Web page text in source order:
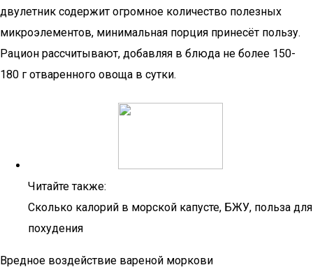
двулетник содержит огромное количество полезных
микроэлементов, минимальная порция принесёт пользу.
Рацион рассчитывают, добавляя в блюда не более 150-
180 г отваренного овоща в сутки.
Читайте также:
Сколько калорий в морской капусте, БЖУ, польза для
похудения
Вредное воздействие вареной моркови